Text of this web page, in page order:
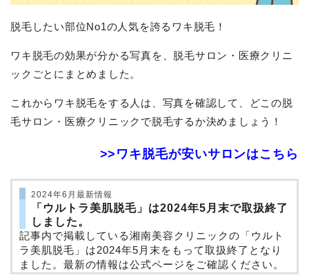
脱毛したい部位No1の人気を誇るワキ脱毛！
ワキ脱毛の効果が分かる写真を、脱毛サロン・医療クリニ
ックごとにまとめました。
これからワキ脱毛をする人は、写真を確認して、どこの脱
毛サロン・医療クリニックで脱毛するか決めましょう！
>>ワキ脱毛が安いサロンはこちら
2024年6月最新情報
「ウルトラ美肌脱毛」は2024年5月末で取扱終了
しました。
記事内で掲載している湘南美容クリニックの「ウルト
ラ美肌脱毛」は2024年5月末をもって取扱終了となり
ました。最新の情報は公式ページをご確認ください。